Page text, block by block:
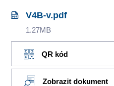
V4B-v.pdf
1.27MB
QR kód
Zobrazit dokument